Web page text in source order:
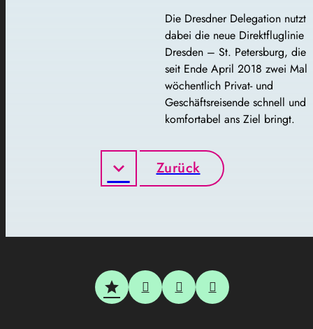
Die Dresdner Delegation nutzt
dabei die neue Direktfluglinie
Dresden – St. Petersburg, die
seit Ende April 2018 zwei Mal
wöchentlich Privat- und
Geschäftsreisende schnell und
komfortabel ans Ziel bringt.
Zurück